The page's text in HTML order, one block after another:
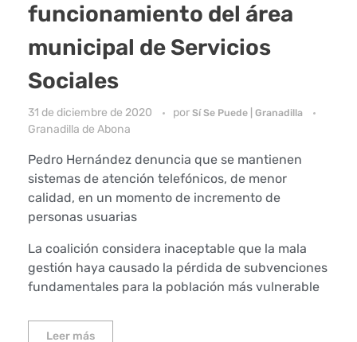
funcionamiento del área
municipal de Servicios
Sociales
31 de diciembre de 2020 por Sí Se Puede | Granadilla
Granadilla de Abona
Pedro Hernández denuncia que se mantienen
sistemas de atención telefónicos, de menor
calidad, en un momento de incremento de
personas usuarias
La coalición considera inaceptable que la mala
gestión haya causado la pérdida de subvenciones
fundamentales para la población más vulnerable
Leer más